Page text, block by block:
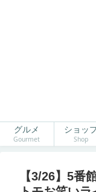
グルメ
Gourmet
ショッ
Shop
【3/26】5番